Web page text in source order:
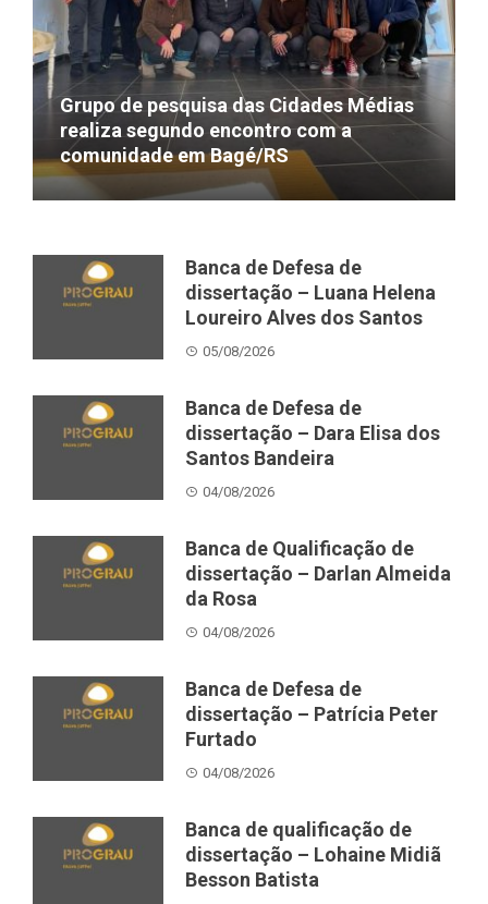
Grupo de pesquisa das Cidades Médias
realiza segundo encontro com a
comunidade em Bagé/RS
Banca de Defesa de
dissertação – Luana Helena
Loureiro Alves dos Santos
05/08/2026
Banca de Defesa de
dissertação – Dara Elisa dos
Santos Bandeira
04/08/2026
Banca de Qualificação de
dissertação – Darlan Almeida
da Rosa
04/08/2026
Banca de Defesa de
dissertação – Patrícia Peter
Furtado
04/08/2026
Banca de qualificação de
dissertação – Lohaine Midiã
Besson Batista